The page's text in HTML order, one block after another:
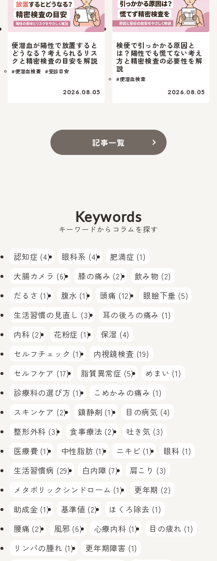
便潜血が陽性で放置すると
どうなる？考えられるリス
クと精密検査の目安を解説
#便潜血検査 #受診目安
2026.08.05
検便で引っかかる原因と
は？陽性でも慌てない考え
方と精密検査の必要性を解
説
#便潜血検査
2026.08.05
記事一覧
Keywords
キーワードからコラムを探す
認知症 (4) 眼科系 (4)
肥満症 (1)
大腸カメラ (6)
膝の痛み (2)
飲み物 (2)
だるさ (1)
腹水 (1) 頭痛 (12)
眼瞼下垂 (5)
生活習慣の見直し (3)
耳の後ろの痛み (1)
内科 (2)
花粉症 (1)
保湿 (4)
セルフチェック (1)
内視鏡検査 (19)
セルフケア (17)
脂質異常症 (5)
めまい (1)
診療科の選び方 (1)
こめかみの痛み (1)
スキンケア (2)
鎮静剤 (1)
目の病気 (4)
整形外科 (3)
食事療法 (2)
吐き気 (3)
医療費 (1)
中性脂肪 (1) ニキビ (1)
眼科 (1)
生活習慣病 (29)
白内障 (7)
肩こり (3)
メタボリックシンドローム (1)
更年期 (2)
助成金 (1)
基準値 (2)
ほくろ除去 (1)
腰痛 (2)
風邪 (6) 心療内科 (1)
目の疲れ (1)
リンパの腫れ (1)
更年期障害 (1)